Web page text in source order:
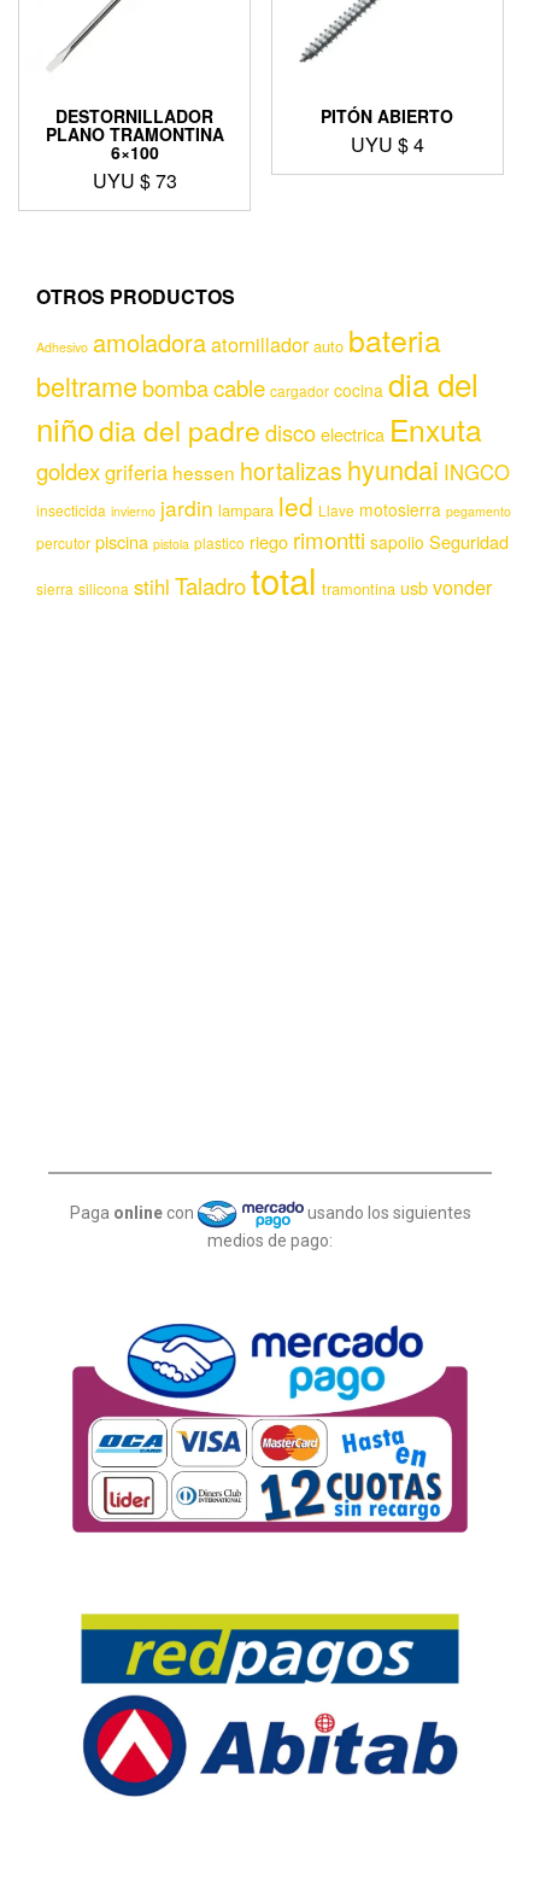
DESTORNILLADOR
PLANO TRAMONTINA
6×100
UYU $73
PITÓN ABIERTO
UYU $4
OTROS PRODUCTOS
Adhesivo amoladoraatornillador auto bateria
beltramebombacable cargador cocina dia del
niñodia del padrediscoelectrica Enxuta
goldexgriferia hessen hortalizas hyundai INGCO
insecticida invierno jardin lampara led Llave motosierra pegamento
percutor piscina pistola plastico riego rimontti sapolio Seguridad
sierra silicona stihl Taladrototal tramontina usbvonder
Paga online con
usando los siguientes
medios de pago: